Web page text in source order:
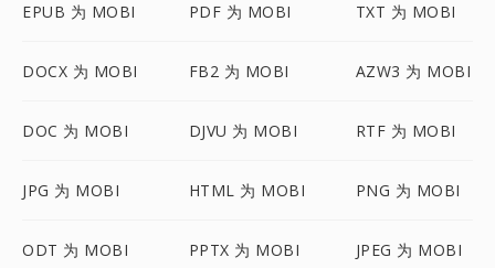
EPUB 为 MOBI PDF 为 MOBI TXT 为 MOBI
DOCX 为 MOBI FB2 为 MOBI AZW3 为 MOBI
DOC 为 MOBI DJVU 为 MOBI RTF 为 MOBI
JPG 为 MOBI HTML 为 MOBI PNG 为 MOBI
ODT 为 MOBI PPTX 为 MOBI JPEG 为 MOBI